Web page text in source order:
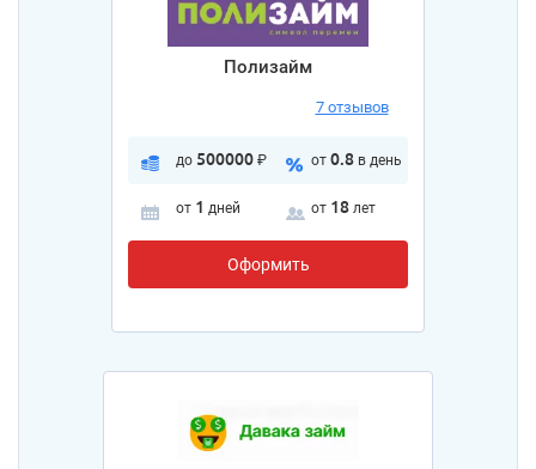
Полизайм
7 отзывов
до 500000 ₽ от 0.8 в день
от 1 дней от 18 лет
Оформить